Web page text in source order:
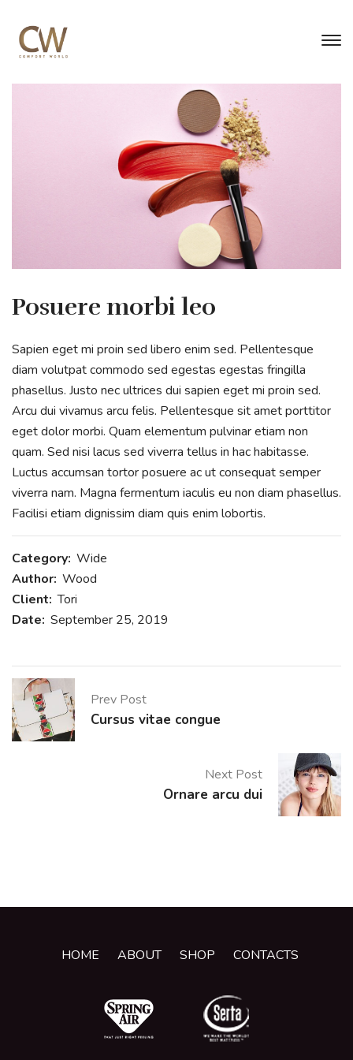
Posuere morbi leo
Sapien eget mi proin sed libero enim sed. Pellentesque
diam volutpat commodo sed egestas egestas fringilla
phasellus. Justo nec ultrices dui sapien eget mi proin sed.
Arcu dui vivamus arcu felis. Pellentesque sit amet porttitor
eget dolor morbi. Quam elementum pulvinar etiam non
quam. Sed nisi lacus sed viverra tellus in hac habitasse.
Luctus accumsan tortor posuere ac ut consequat semper
viverra nam. Magna fermentum iaculis eu non diam phasellus.
Facilisi etiam dignissim diam quis enim lobortis.
Category: Wide
Author: Wood
Client: Tori
Date: September 25, 2019
Prev Post
Cursus vitae congue
Next Post
Ornare arcu dui
HOME ABOUT SHOP CONTACTS